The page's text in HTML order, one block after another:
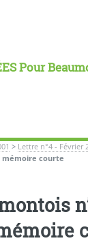
Pour
> Lettre n°4 - Février
mémoire courte